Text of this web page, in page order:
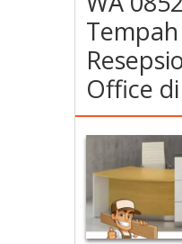
Office